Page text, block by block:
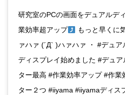
研究室のPCの画面をデュアルデ
業効率超アップ
もっと早くに
ァハァ (´Д` )ハァハァ ・ #デュ
ディスプレイ始めました #デュ
ター最高 #作業効率アップ #作
ター２つ #iiyama #iiyamaディス